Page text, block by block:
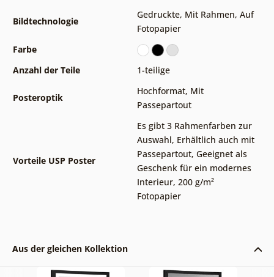
Bildtechnologie
Gedruckte, Mit Rahmen, Auf
Fotopapier
Farbe
Anzahl der Teile
1-teilige
Posteroptik
Hochformat, Mit
Passepartout
Vorteile USP Poster
Es gibt 3 Rahmenfarben zur
Auswahl, Erhältlich auch mit
Passepartout, Geeignet als
Geschenk für ein modernes
Interieur, 200 g/m²
Fotopapier
Aus der gleichen Kollektion